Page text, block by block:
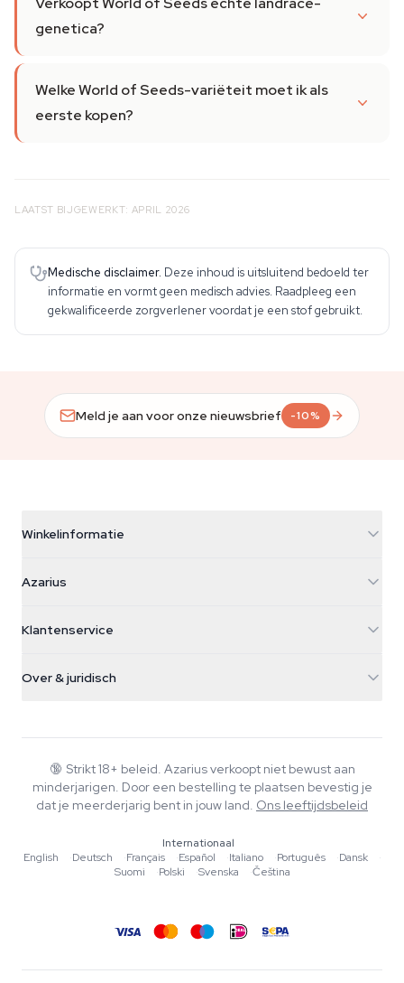
genetica?
Welke World of Seeds-variëteit moet ik als
eerste kopen?
LAATST BIJGEWERKT: APRIL 2026
Medische disclaimer. Deze inhoud is uitsluitend bedoeld ter
informatie en vormt geen medisch advies. Raadpleeg een
gekwalificeerde zorgverlener voordat je een stof gebruikt.
Meld je aan voor onze nieuwsbrief -10%
Winkelinformatie
Galvaniweg 11
Nederland
+31(0)204897914
Azarius
Smokeshop
Klantenservice
Retourbeleid
Veelgestelde vragen
Privacybeleid
Over & juridisch
Wiki
Muziek
Redactionele normen
Tools & Calculators
🔞 Strikt 18+ beleid. Azarius verkoopt niet bewust aan
minderjarigen. Door een bestelling te plaatsen bevestig je
dat je meerderjarig bent in jouw land. Ons leeftijdsbeleid
Internationaal
English
·Deutsch ·Français ·Español ·Italiano ·Português ·Dansk
·
Suomi
·Polski ·Svenska ·Čeština